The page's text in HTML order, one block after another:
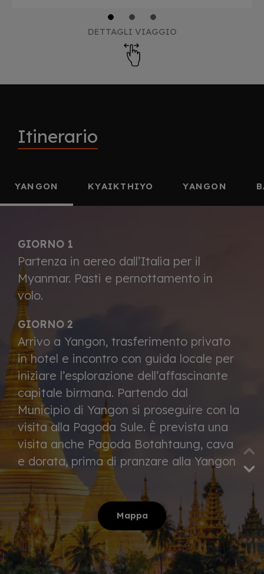
DETTAGLI VIAGGIO
Itinerario
YANGON KYAIKTHIYO YANGON
GIORNO 1
Partenza in aereo dall’Italia per il
Myanmar. Pasti e pernottamento in
volo.
GIORNO 2
Arrivo a Yangon, trasferimento privato
in hotel e incontro con guida locale per
iniziare l’esplorazione dell’affascinante
capitale birmana. Partendo dal
Municipio di Yangon si proseguire con la
visita alla Pagoda Sule. È prevista una
visita anche Pagoda Botahtaung, cava
e dorata, prima di pranzare alla Yangon
Tea House. Dopo pranzo si visita il
colorato mercato Bogyoke e
successivamente il gigantesco Buddha
reclinato lungo 70 metri di Chaukhtagyi
Paya alla Pagoda Chaukhtagyi. Si
termina con un'escursione al tempio
Mappa